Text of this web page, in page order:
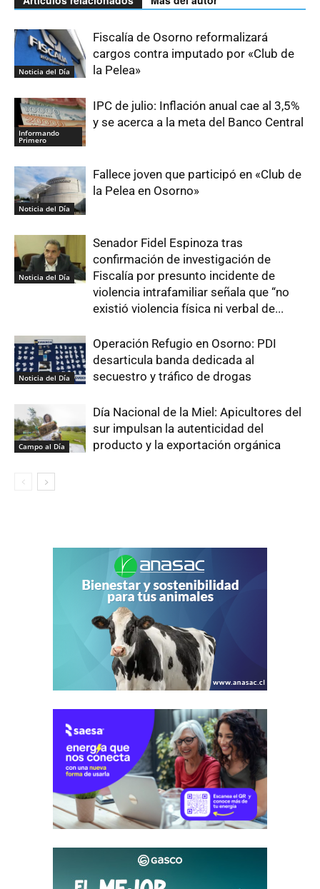
Noticia del Día
Fiscalía de Osorno reformalizará
cargos contra imputado por «Club de
la Pelea»
Informando
Primero
IPC de julio: Inflación anual cae al 3,5%
y se acerca a la meta del Banco Central
Noticia del Día
Fallece joven que participó en «Club de
la Pelea en Osorno»
Noticia del Día
Senador Fidel Espinoza tras
confirmación de investigación de
Fiscalía por presunto incidente de
violencia intrafamiliar señala que “no
existió violencia física ni verbal de...
Noticia del Día
Operación Refugio en Osorno: PDI
desarticula banda dedicada al
secuestro y tráfico de drogas
Campo al Día
Día Nacional de la Miel: Apicultores del
sur impulsan la autenticidad del
producto y la exportación orgánica